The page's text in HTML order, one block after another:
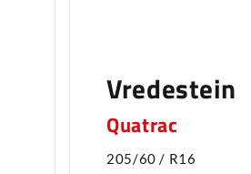
Vredestein
Quatrac
205/60 / R16